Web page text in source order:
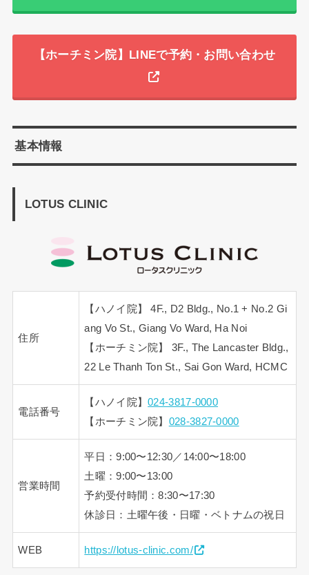
【ホーチミン院】LINEで予約・お問い合わせ
基本情報
LOTUS CLINIC
住所
【ハノイ院】 4F., D2 Bldg., No.1 + No.2 Gi
ang Vo St., Giang Vo Ward, Ha Noi
【ホーチミン院】 3F., The Lancaster Bldg.,
22 Le Thanh Ton St., Sai Gon Ward, HCMC
電話番号
【ハノイ院】024-3817-0000
【ホーチミン院】 028-3827-0000
営業時間
平日：9:00〜12:30／14:00〜18:00
土曜：9:00〜13:00
予約受付時間：8:30〜17:30
休診日：土曜午後・日曜・ベトナムの祝日
WEB https://lotus-clinic.com/